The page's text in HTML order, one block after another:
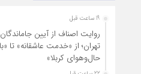
19 ساعت قبل
روایت اصناف از آیین
تهران؛ از «خدمت عاشقانه» تا
حال‌وهوای کربلا»